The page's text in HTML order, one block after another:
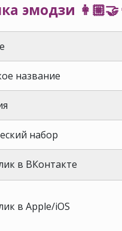
эмодзи
название
набор
в ВКонтакте
в Apple/iOS